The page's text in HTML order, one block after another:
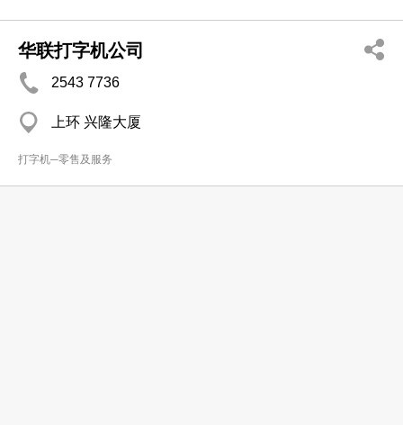
华联打字机公司
2543 7736
上环 兴隆大厦
打字机─零售及服务